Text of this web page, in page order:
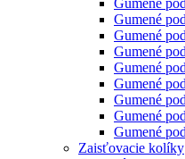
Gumené
Gumené
Gumené
Gumené
Gumené
Gumené
Gumené
Gumené
Zaisťovacie kolíky